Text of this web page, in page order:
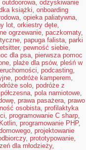
, odzyskiwanie
książki, onboarding
, opieka paliatywna,
lot, orkiestry dęte,
ogrzewanie, paczkomaty,
, papuga falista, parki
, pewność siebie,
dla psa, pierwsza pomoc
, plaże dla psów, pleśń w
, podcasting,
, podróże kamperem,
solo, podróże z
, pola namiotowe,
, prawa pasażera, prawo
osobista, profilaktyka
, programowanie C sharp,
, programowanie PHP,
, projektowanie
, prototypowanie,
dla młodzieży,